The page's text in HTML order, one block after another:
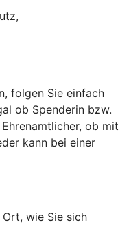
folgen Sie einfach
ob Spenderin bzw.
ob mit
kann bei einer
wie Sie sich